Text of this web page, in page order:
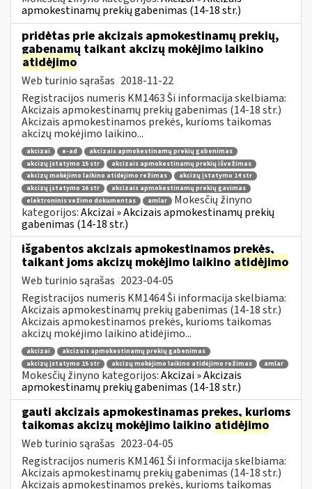
apmokestinamų prekių gabenimas (14-18 str.)
pridėtas prie akcizais apmokestinamų prekių,
gabenamų taikant akcizų mokėjimo laikino
atidėjimo
Web turinio sąrašas 2018-11-22
Registracijos numeris KM1463 Ši informacija skelbiama:
Akcizais apmokestinamų prekių gabenimas (14-18 str.)
Akcizais apmokestinamos prekės, kurioms taikomas
akcizų mokėjimo laikino...
akcizai e-ad
akcizais apmokestinamų prekių gabenimas
akcizų įstatymo 15 str
akcizais apmokestinamų prekių išvežimas
akcizų mokėjimo laikino atidėjimo režimas
akcizų įstatymo 14 str
akcizų įstatymo 16 str
akcizais apmokestinamų prekių gavimas
elektroninis vežimo dokumentas
amlar
Mokesčių žinyno
kategorijos:Akcizai » Akcizais apmokestinamų prekių
gabenimas (14-18 str.)
išgabentos akcizais apmokestinamos prekės,
taikant joms akcizų mokėjimo laikino atidėjimo
Web turinio sąrašas 2023-04-05
Registracijos numeris KM1464 Ši informacija skelbiama:
Akcizais apmokestinamų prekių gabenimas (14-18 str.)
Akcizais apmokestinamos prekės, kurioms taikomas
akcizų mokėjimo laikino atidėjimo...
akcizai
akcizais apmokestinamų prekių gabenimas
akcizų įstatymo 15 str
akcizų mokėjimo laikino atidėjimo režimas amlar
Mokesčių žinyno kategorijos:Akcizai » Akcizais
apmokestinamų prekių gabenimas (14-18 str.)
gauti akcizais apmokestinamas prekes, kurioms
taikomas akcizų mokėjimo laikino atidėjimo
Web turinio sąrašas 2023-04-05
Registracijos numeris KM1461 Ši informacija skelbiama:
Akcizais apmokestinamų prekių gabenimas (14-18 str.)
Akcizais apmokestinamos prekės, kurioms taikomas